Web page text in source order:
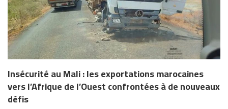
Insécurité au Mali : les exportations marocaines
vers l’Afrique de l’Ouest confrontées à de nouveaux
défis